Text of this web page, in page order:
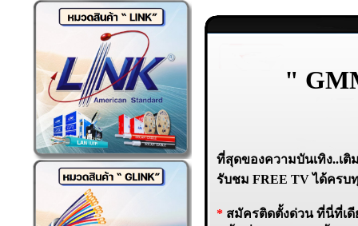
"
ที่สุดของความบันเทิง..เ
รับชม FREE TV ได้ครบ
* สมัครติดตั้งด่วนที่นี่ที่เดี